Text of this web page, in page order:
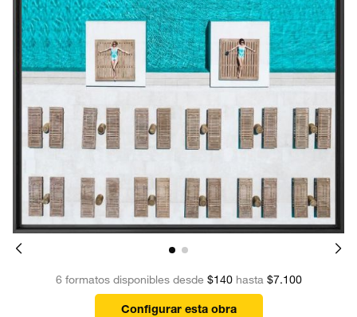
6 formatos disponibles desde $140hasta $7.100
Configurar esta obra